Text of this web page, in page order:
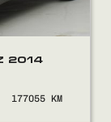
2014
177055